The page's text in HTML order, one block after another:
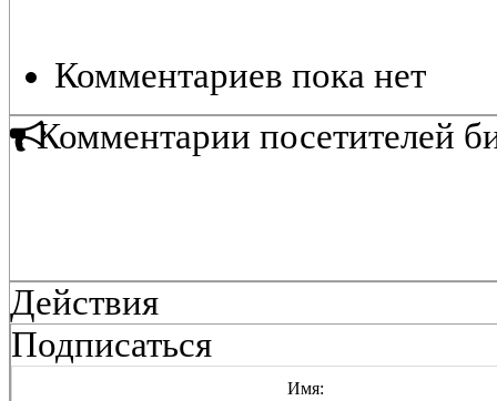
Комментариев пока нет
Комментарии посетителей
Действия
Подписаться
Имя: